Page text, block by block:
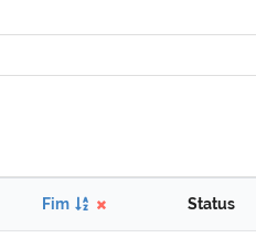
Fim Status